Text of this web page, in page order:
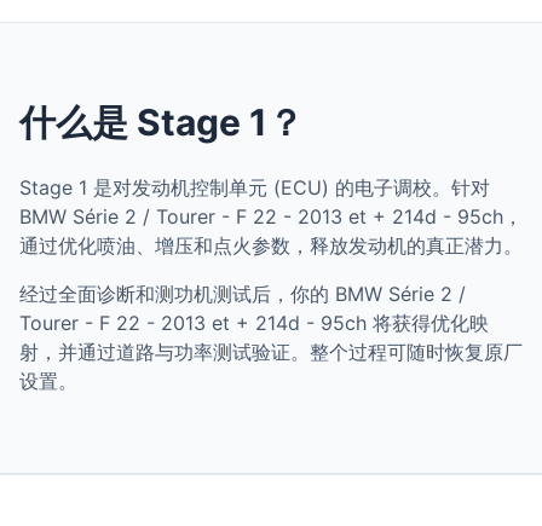
什么是 Stage 1？
Stage 1 是对发动机控制单元 (ECU) 的电子调校。针对
BMW Série 2 / Tourer - F 22 - 2013 et + 214d - 95ch，
通过优化喷油、增压和点火参数，释放发动机的真正潜力。
经过全面诊断和测功机测试后，你的 BMW Série 2 /
Tourer - F 22 - 2013 et + 214d - 95ch 将获得优化映
射，并通过道路与功率测试验证。整个过程可随时恢复原厂
设置。